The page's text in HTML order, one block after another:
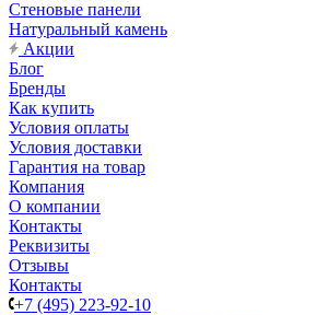
Стеновые панели
Натуральный камень
Акции
Блог
Бренды
Как купить
Условия оплаты
Условия доставки
Гарантия на товар
Компания
О компании
Контакты
Реквизиты
Отзывы
Контакты
+7 (495) 223-92-10